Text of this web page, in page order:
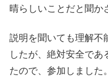
晴らしいことだと聞か
説明を聞いても理解不
したが、絶対安全で
たので、参加しました。